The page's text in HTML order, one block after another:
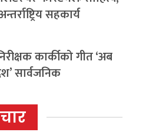
सहकार्य
कार्कीको गीत ‘अब
सार्वजनिक